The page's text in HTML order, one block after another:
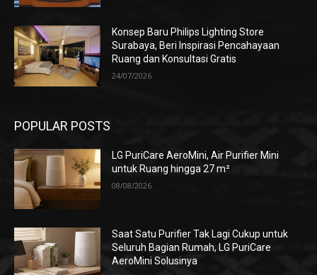
Konsep Baru Philips Lighting Store
Surabaya, Beri Inspirasi Pencahayaan
Ruang dan Konsultasi Gratis
24/07/2026
POPULAR POSTS
LG PuriCare AeroMini, Air Purifier Mini
untuk Ruang hingga 27 m²
08/08/2026
Saat Satu Purifier Tak Lagi Cukup untuk
Seluruh Bagian Rumah, LG PuriCare
AeroMini Solusinya